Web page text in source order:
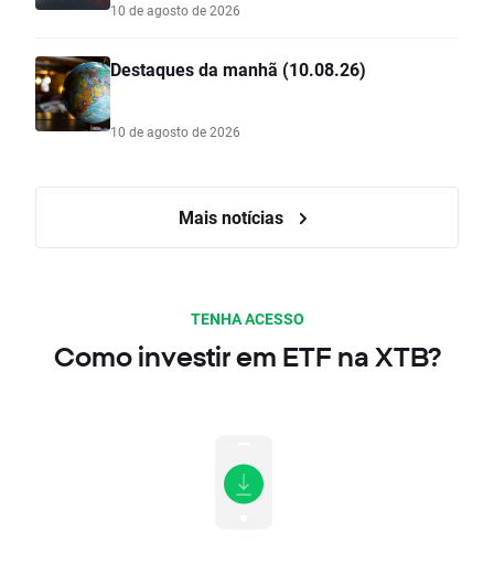
10 de agosto de 2026
Destaques da manhã (10.08.26)
10 de agosto de 2026
Mais notícias
TENHA ACESSO
Como investir em ETF na XTB?